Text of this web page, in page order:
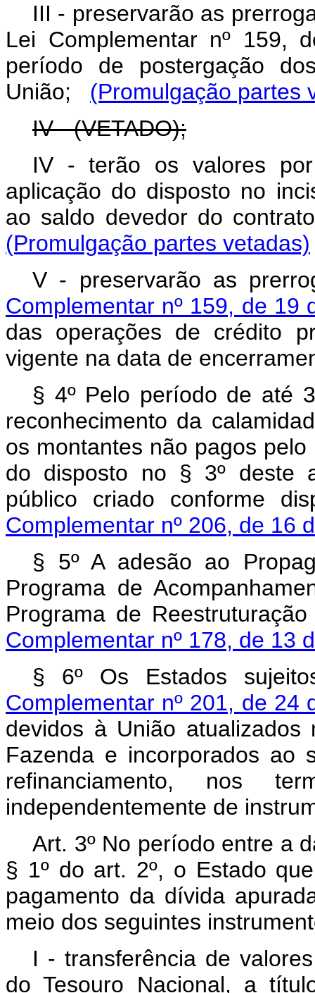
III - preservarão as
Lei Complementar nº 159,
período de postergação
União; (Promulgação partes
IV - (VETADO);
IV - terão os valores
aplicação do disposto no
ao saldo devedor do
(Promulgação partes vetadas)
V - preservarão as
Complementar nº 159, de 19
das operações de crédito
vigente na data de
§ 4º Pelo período de até
reconhecimento da
os montantes não pagos
do disposto no § 3º deste
público criado conforme
Complementar nº 206, de 16
§ 5º A adesão ao
Programa de
Programa de
Complementar nº 178, de 13
§ 6º Os Estados
Complementar nº 201, de 24
devidos à União
Fazenda e incorporados ao
refinanciamento, nos
independentemente de
Art. 3º No período entre a
§ 1º do art. 2º, o Estado
pagamento da dívida
meio dos seguintes
I - transferência de
do Tesouro Nacional, a